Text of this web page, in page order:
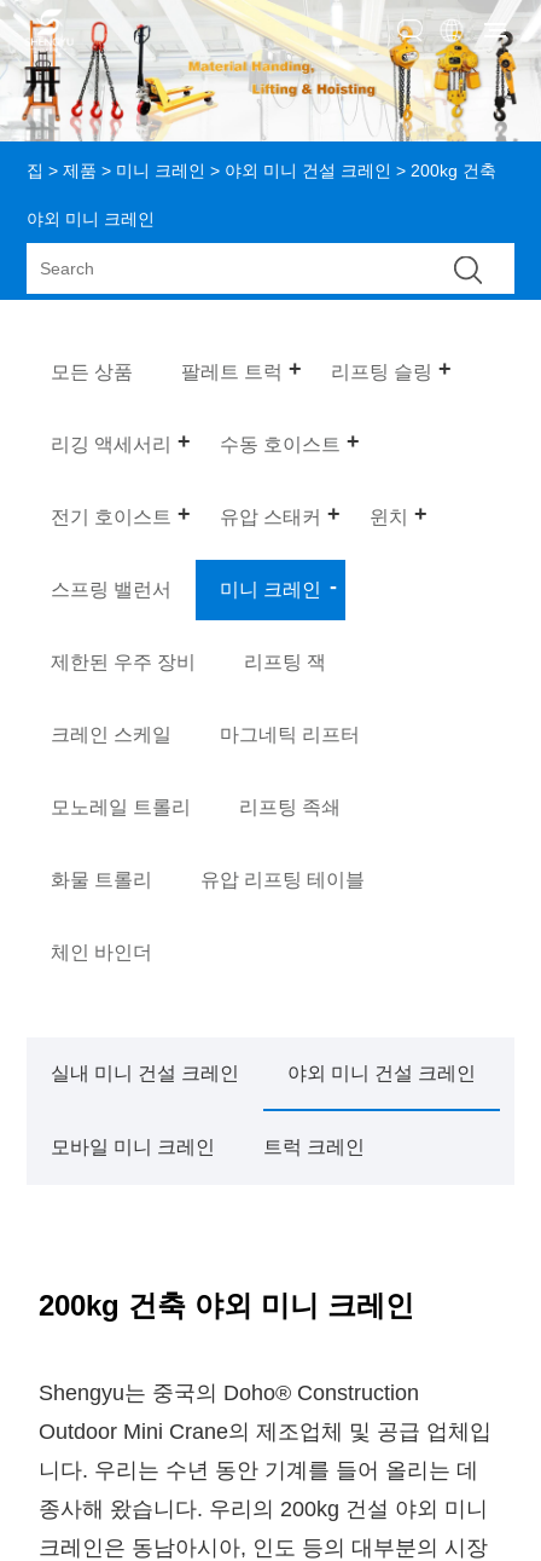
집 > 제품 > 미니 크레인 > 야외 미니 건설 크레인 > 200kg 건축
야외 미니 크레인
모든 상품 팔레트 트럭 리프팅 슬링
리깅 액세서리 수동 호이스트
전기 호이스트 유압 스태커 윈치
스프링 밸런서 미니 크레인
제한된 우주 장비 리프팅 잭
크레인 스케일 마그네틱 리프터
모노레일 트롤리 리프팅 족쇄
화물 트롤리 유압 리프팅 테이블
체인 바인더
실내 미니 건설 크레인 야외 미니 건설 크레인
모바일 미니 크레인 트럭 크레인
200kg 건축 야외 미니 크레인
Shengyu는 중국의 Doho® Construction
Outdoor Mini Crane의 제조업체 및 공급 업체입
니다. 우리는 수년 동안 기계를 들어 올리는 데
종사해 왔습니다. 우리의 200kg 건설 야외 미니
크레인은 동남아시아, 인도 등의 대부분의 시장